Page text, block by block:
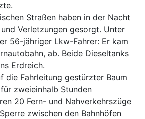
Straßen haben in der Nacht
Verletzungen gesorgt. Unter
56-jähriger Lkw-Fahrer: Er kam
ab. Beide Dieseltanks
Erdreich.
die Fahrleitung gestürzter Baum
zweieinhalb Stunden
20 Fern- und Nahverkehrszüge
zwischen den Bahnhöfen